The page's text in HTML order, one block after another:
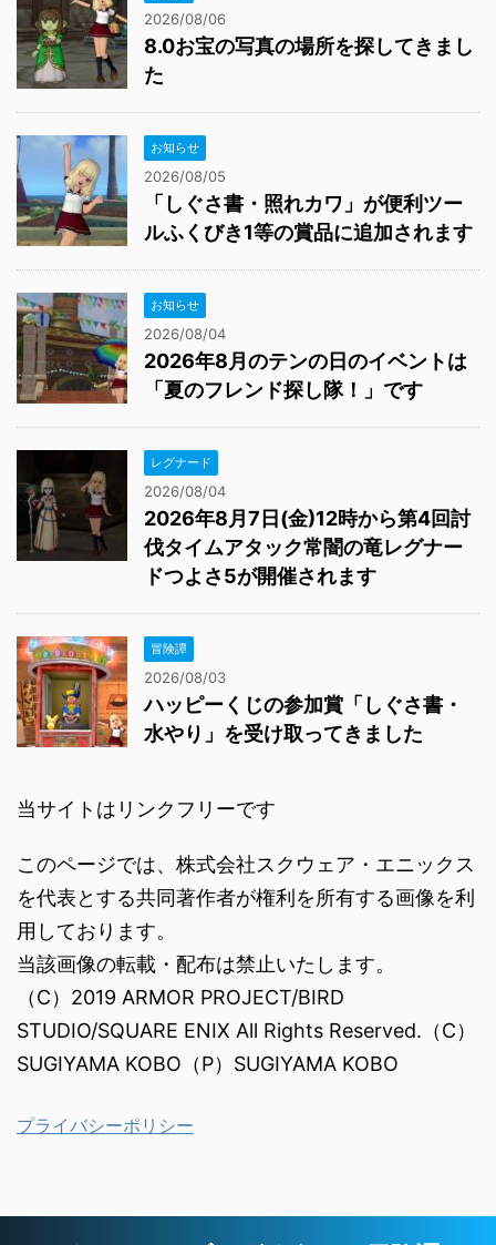
2026/08/06
8.0お宝の写真の場所を探してきまし
た
お知らせ
2026/08/05
「しぐさ書・照れカワ」が便利ツー
ルふくびき1等の賞品に追加されます
お知らせ
2026/08/04
2026年8月のテンの日のイベントは
「夏のフレンド探し隊！」です
レグナード
2026/08/04
2026年8月7日(金)12時から第4回討
伐タイムアタック常闇の竜レグナー
ドつよさ5が開催されます
冒険譚
2026/08/03
ハッピーくじの参加賞「しぐさ書・
水やり」を受け取ってきました
当サイトはリンクフリーです
このページでは、株式会社スクウェア・エニックス
を代表とする共同著作者が権利を所有する画像を利
用しております。
当該画像の転載・配布は禁止いたします。
（C）2019 ARMOR PROJECT/BIRD
STUDIO/SQUARE ENIX All Rights Reserved.（C）
SUGIYAMA KOBO（P）SUGIYAMA KOBO
プライバシーポリシー